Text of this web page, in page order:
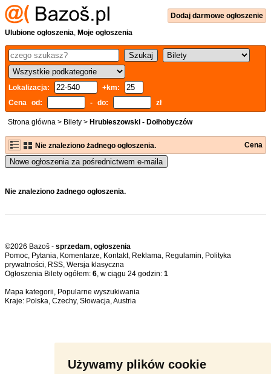
Używamy plików cookie
Dodaj darmowe ogłoszenie
Ulubione ogłoszenia, Moje ogłoszenia
Lokalizacja:
+km:
Cena od:
- do: zł
Strona główna > Bilety > Hrubieszowski - Dołhobyczów
Nie znaleziono żadnego ogłoszenia. Cena
Nowe ogłoszenia za pośrednictwem e-maila
Nie znaleziono żadnego ogłoszenia.
©2026 Bazoš - sprzedam, ogłoszenia
Pomoc, Pytania, Komentarze, Kontakt, Reklama, Regulamin, Polityka
prywatności, RSS,
Ogłoszenia Bilety ogółem: 6, w ciągu 24 godzin: 1
Mapa kategorii, Popularne wyszukiwania
Kraje: Polska, Czechy, Słowacja,Austria